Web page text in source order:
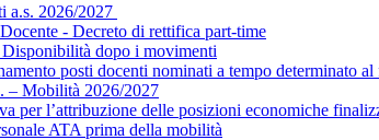
a.s. 2026/2027
- Decreto di rettifica part-time
Disponibilità dopo i movimenti
posti docenti nominati a tempo determinato
– Mobilità 2026/2027
per l’attribuzione delle posizioni economiche
ATA prima della mobilità